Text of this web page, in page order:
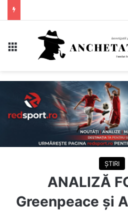
ȘTIRI
ANALIZĂ
Greenpeace și